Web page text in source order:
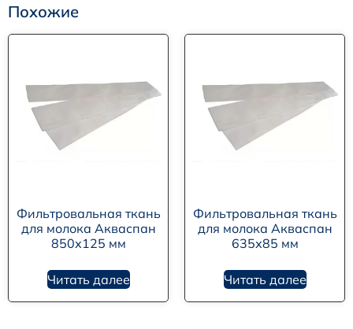
Похожие
Фильтровальная ткань
для молока Акваспан
850х125 мм
Читать далее
Фильтровальная ткань
для молока Акваспан
635х85 мм
Читать далее